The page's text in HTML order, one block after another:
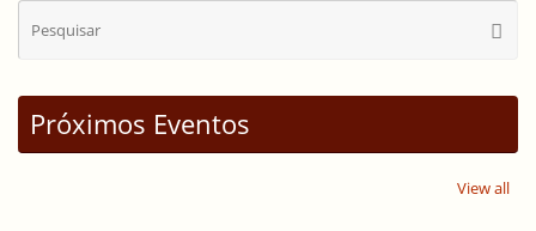
Próximos Eventos
View all